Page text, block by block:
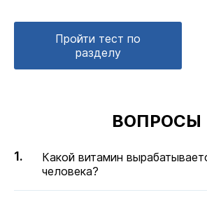
Пройти тест по
разделу
ВОПРОСЫ
Какой витамин
человека?